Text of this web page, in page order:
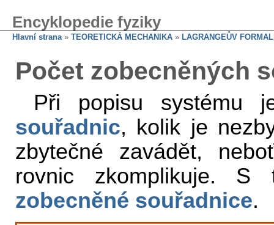
Encyklopedie fyziky
Hlavní strana» TEORETICKÁ MECHANIKA » LAGRANGEŮV
Počet zobecněných
Při popisu systému
souřadnic, kolik je
zbytečné zavádět,
rovnic zkomplikuje. S
zobecněné souřadnice.